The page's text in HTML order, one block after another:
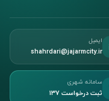
ایمیل
shahrdari@jajarmcity.ir
سامانه شهری
ثبت درخواست ۱۳۷